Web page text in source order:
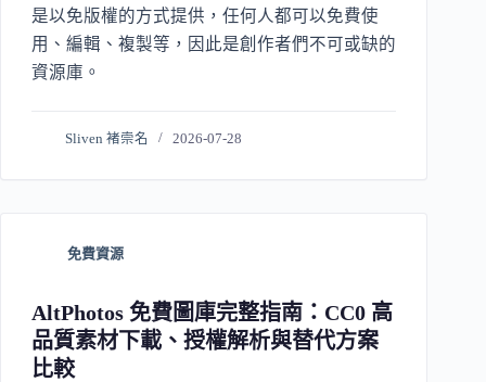
是以免版權的方式提供，任何人都可以免費使
用、編輯、複製等，因此是創作者們不可或缺的
資源庫。
Sliven 褚崇名 2026-07-28
免費資源
AltPhotos 免費圖庫完整指南：CC0 高
品質素材下載、授權解析與替代方案
比較